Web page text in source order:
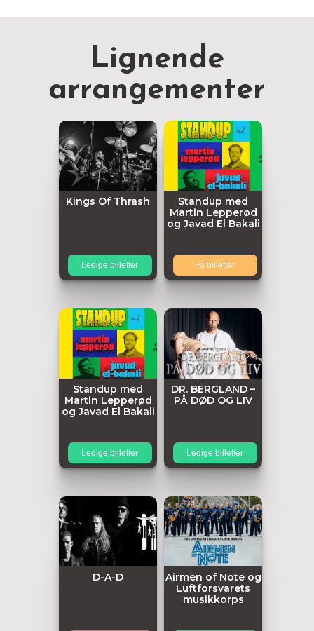
Lignende
arrangementer
Kings Of Thrash
Ledige billetter
Standup med
Martin Lepperød
og Javad El Bakali
Få billetter
Standup med
Martin Lepperød
og Javad El Bakali
Ledige billetter
DR. BERGLAND –
PÅ DØD OG LIV
Ledige billetter
D-A-D
Airmen of Note og
Luftforsvarets
musikkorps